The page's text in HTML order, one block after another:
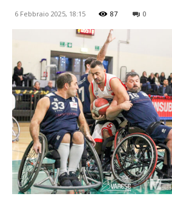
6 Febbraio 2025, 18:15 87 0